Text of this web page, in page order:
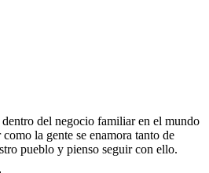
del negocio familiar en el mundo
la gente se enamora tanto de
pueblo y pienso seguir con ello.